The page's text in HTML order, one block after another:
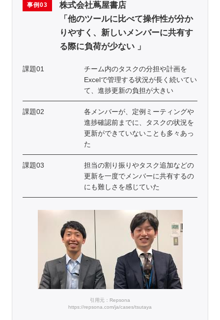
事例03
株式会社蔦屋書店
「他のツールに比べて操作性が分か
りやすく、新しいメンバーに共有す
る際に負荷が少ない 」
課題01
チーム内のタスクの分担や計画を
Excelで管理する状況が長く続いてい
て、進捗更新の負担が大きい
課題02
各メンバーが、定例ミーティングや
進捗確認前までに、タスクの状況を
更新ができていないことも多々あっ
た
課題03
担当の割り振りやタスク追加などの
更新を一度でメンバーに共有するの
にも難しさを感じていた
引用元：Repsona
https://repsona.com/ja/cases/tsutaya